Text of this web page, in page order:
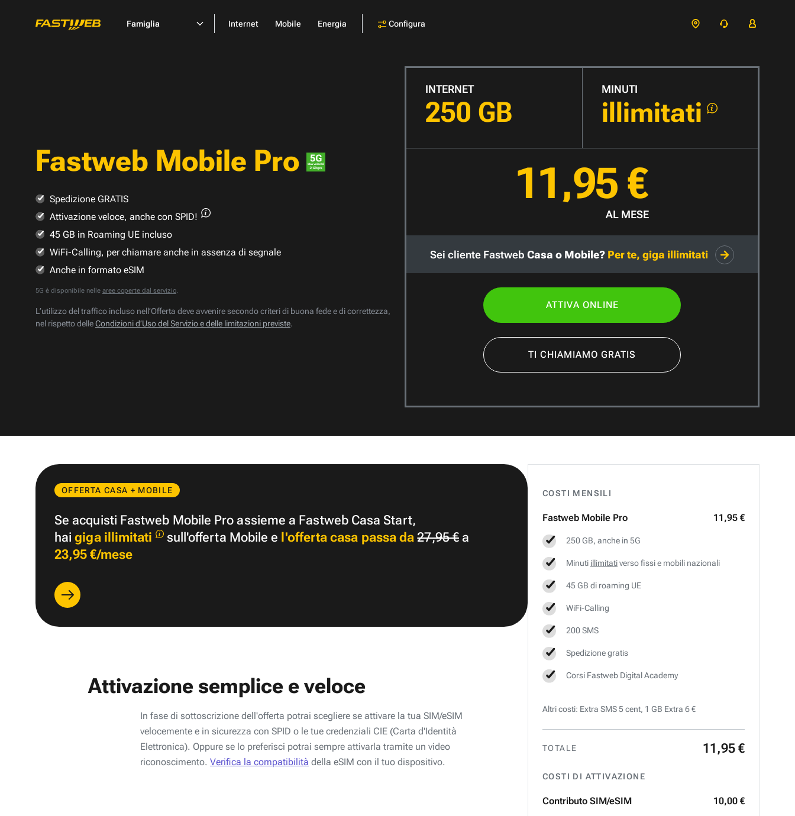
Famiglia Internet Mobile Energia Configura
Fastweb Mobile Pro
INTERNET
250 GB
MINUTI
illimitati
11,95 €
AL MESE
Sei cliente Fastweb Casa o Mobile? Per te, giga illimitati
ATTIVA ONLINE
TI CHIAMIAMO GRATIS
Spedizione GRATIS
Attivazione veloce, anche con SPID!
45 GB in Roaming UE incluso
WiFi-Calling, per chiamare anche in assenza di segnale
Anche in formato eSIM
5G è disponibile nelle aree coperte dal servizio.
L’utilizzo del traffico incluso nell’Offerta deve avvenire secondo criteri di buona fede e di correttezza,
nel rispetto delleCondizioni d’Uso del Servizio e delle limitazioni previste.
COSTI MENSILI
Fastweb Mobile Pro 11,95 €
250 GB, anche in 5G
Minuti illimitativerso fissi e mobili nazionali
45 GB di roaming UE
WiFi-Calling
200 SMS
Spedizione gratis
Corsi Fastweb Digital Academy
Altri costi: Extra SMS 5 cent, 1 GB Extra 6 €
TOTALE 11 ,95 €
COSTI DI ATTIVAZIONE
Contributo SIM/eSIM 10,00 €
OFFERTA CASA + MOBILE
Se acquisti Fastweb Mobile Pro assieme a Fastweb Casa Start,
haigiga illimitati sull'offerta Mobile e l'offerta casa passa da 27,95 €a
23,95 €/mese
Attivazione semplice e veloce
In fase di sottoscrizione dell'offerta potrai scegliere se attivare la tua SIM/eSIM
velocemente e in sicurezza con SPID o le tue credenziali CIE (Carta d'Identità
Elettronica). Oppure se lo preferisci potrai sempre attivarla tramite un video
riconoscimento. Verifica la compatibilità della eSIM con il tuo dispositivo.